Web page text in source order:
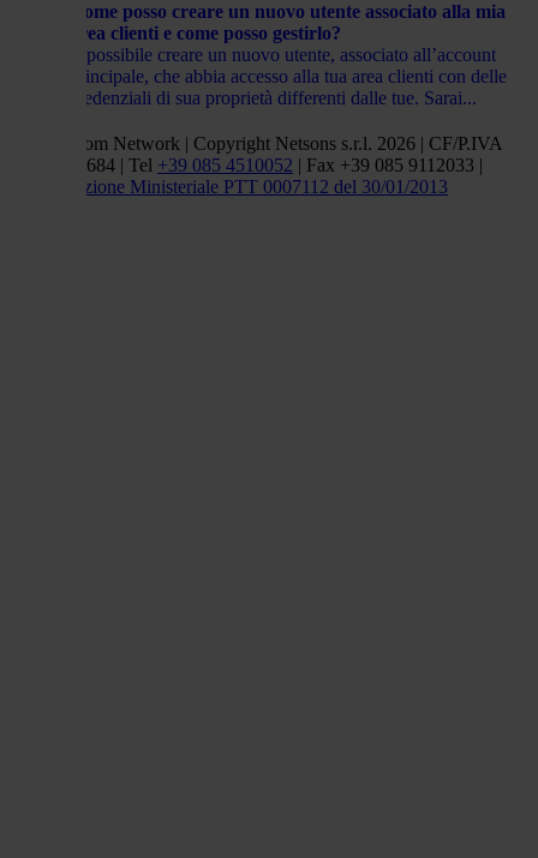
Come posso creare un nuovo utente associato alla mia
area clienti e come posso gestirlo?
È possibile creare un nuovo utente, associato all’account
principale, che abbia accesso alla tua area clienti con delle
credenziali di sua proprietà differenti dalle tue. Sarai...
Netsons.com Network | Copyright Netsons s.r.l. 2026 | CF/P.IVA
01838660684 | Tel +39 085 4510052 | Fax +39 085 9112033 |
Autorizzazione Ministeriale PTT 0007112 del 30/01/2013